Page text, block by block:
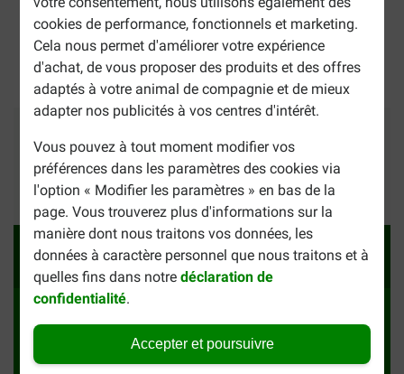
cookies de performance, fonctionnels et marketing.
Cela nous permet d'améliorer votre expérience
d'achat, de vous proposer des produits et des offres
adaptés à votre animal de compagnie et de mieux
adapter nos publicités à vos centres d'intérêt.
Vous pouvez à tout moment modifier vos
préférences dans les paramètres des cookies via
l'option « Modifier les paramètres » en bas de la
page. Vous trouverez plus d'informations sur la
manière dont nous traitons vos données, les
données à caractère personnel que nous traitons et à
quelles fins dans notredéclaration de
confidentialité.
Accepter et poursuivre
69 €
Paiement sécurisé
37261Avis
Oui, je souhaite recevoir la newsletter
Recevez chaque semaine des offres exclusives
Avantages de Brekz
Conseils & Astuces
Conditions Générales